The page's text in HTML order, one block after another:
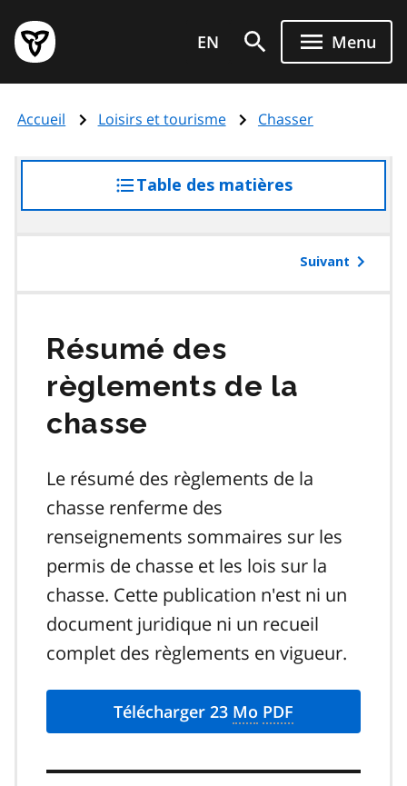
au
contenu
principal
Page
d'accueil
de
EN Menu
Accueil Loisirs et tourisme Chasser
Table des matières
à
table
Suivant
Résumé des
règlements de la
chasse
Le résumé des règlements de la
chasse renferme des
renseignements sommaires sur les
permis de chasse et les lois sur la
chasse. Cette publication n'est ni un
document juridique ni un recueil
complet des règlements en vigueur.
Télécharger 23 Mo PDF